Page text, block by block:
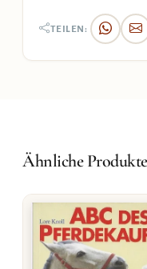
TEILEN:
Ähnliche Produkte